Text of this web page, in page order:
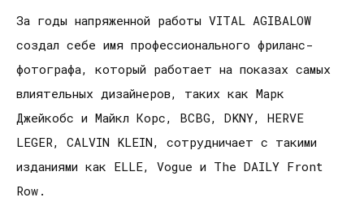
За годы напряженной работы VITAL AGIBALOW
создал себе имя профессионального фриланс-
фотографа, который работает на показах самых
влиятельных дизайнеров, таких как Марк
Джейкобс и Майкл Корс, BCBG, DKNY, HERVE
LEGER, CALVIN KLEIN, сотрудничает с такими
изданиями как ELLE, Vogue и The DAILY Front
Row.